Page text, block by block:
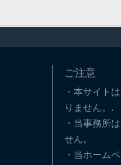
ご注意
・本サイト
りません。.
・当事務所
せん。
・当ホーム